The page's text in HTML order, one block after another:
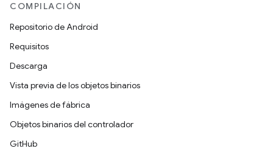
COMPILACIÓN
Repositorio de Android
Requisitos
Descarga
Vista previa de los objetos binarios
Imágenes de fábrica
Objetos binarios del controlador
GitHub